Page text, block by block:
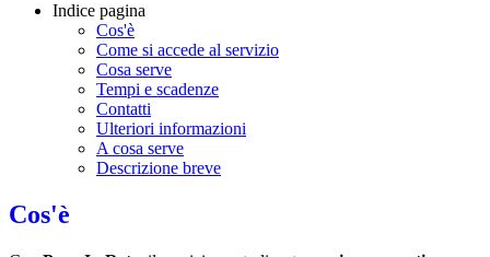
Indice pagina
Cos'è
Come si accede al servizio
Cosa serve
Tempi e scadenze
Contatti
Ulteriori informazioni
A cosa serve
Descrizione breve
Cos'è